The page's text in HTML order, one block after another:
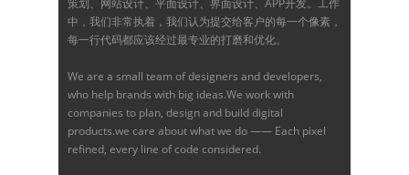
策划、网站设计、平面设计、界面设计、APP开发。工作
中，我们非常执着，我们认为提交给客户的每一个像素，
每一行代码都应该经过最专业的打磨和优化。
We are a small team of designers and developers,
who help brands with big ideas.We work with
companies to plan, design and build digital
products.we care about what we do —— Each pixel
refined, every line of code considered.